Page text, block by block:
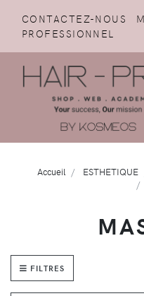
CONTACTEZ-NOUS
PROFESSIONNEL
Accueil ESTHETIQUE
FILTRES